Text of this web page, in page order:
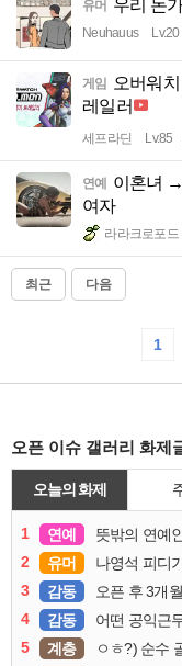
유머 우리 돈
Neuhauus Lv.20
게임
오버워
레일러
세프라딘 Lv.85
연예
이혼녀 →
여자
라라크로포드
최근 다음
1
오픈 이슈 갤러리 화제
오늘의 화제
1 연예 뜻밖의 연예
2
유머 나영석 피디
3
감동 오픈 후 3개
4
감동 어떤 공익근
5
계층 ㅇㅎ?) 순수